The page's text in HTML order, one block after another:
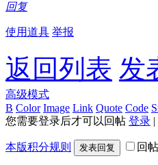
回复
使用道具 举报
返回列表 发
高级模式
B Color Image Link Quote Code
您需要登录后才可以回帖 登录 |
本版积分规则 发表回复 回